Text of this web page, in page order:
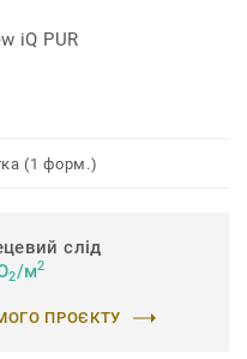
за допомогою
iQ PUR
(1 форм.)
слід
2/м2
ПРОЄКТУ